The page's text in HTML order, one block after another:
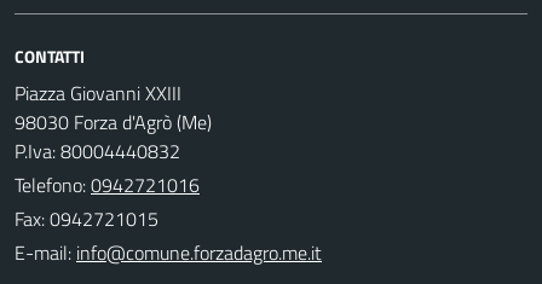
CONTATTI
Piazza Giovanni XXIII
98030 Forza d'Agrò (Me)
P.Iva: 80004440832
Telefono:0942721016
Fax: 0942721015
E-mail: